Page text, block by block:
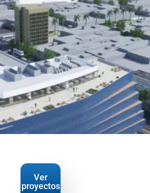
Nueva Sede SBS
Aisladores sísmicos
Supervisión
Ubicación:Lima, Perú
Ver
proyectos